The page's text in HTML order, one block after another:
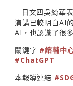
日文四吳綺華
演講已較明白AI
AI，也認識了很
關鍵字 #諮輔中
#ChatGPT
本報導連結